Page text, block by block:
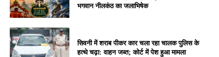
भगवान नीलकंठ का जलाभिषेक
सिवनी में शराब पीकर कार चला रहा चालक पुलिस के
हत्थे चढ़ा: वाहन जब्त; कोर्ट में पेश हुआ मामला